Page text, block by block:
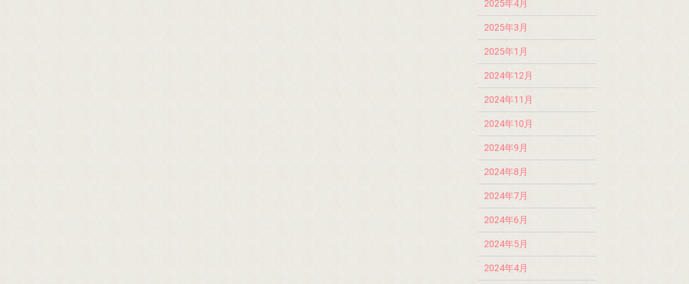
2025年4月
2025年3月
2025年1月
2024年12月
2024年11月
2024年10月
2024年9月
2024年8月
2024年7月
2024年6月
2024年5月
2024年4月